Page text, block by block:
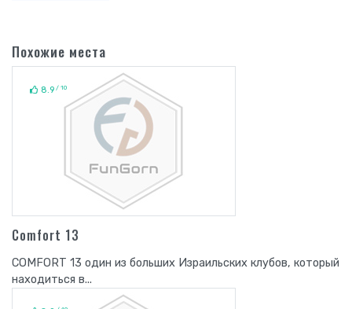
Похожие места
8.9 / 10
Comfort 13
COMFORT 13 один из больших Израильских клубов, который
находиться в...